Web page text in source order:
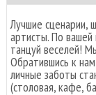
Лучшие сценарии,
артисты. По вашей
танцуй веселей!
Обратившись к
личные заботы
(столовая, кафе,